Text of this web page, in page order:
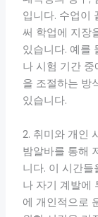
입니다. 수업이
써 학업에 지장
있습니다. 예를
나 시험 기간
을 조절하는 방
있습니다.
2. 취미와 개인
밤알바를 통해
니다. 이 시간
나 자기 계발에
에 개인적으로